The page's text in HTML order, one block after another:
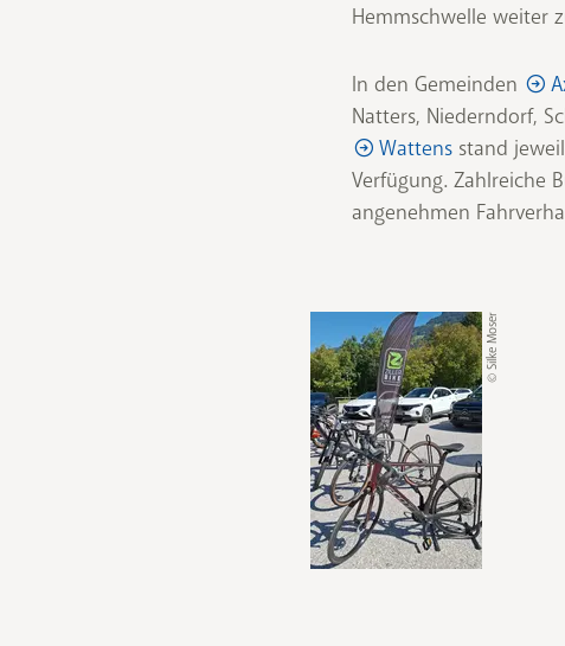
Hemmschwelle weiter
In den Gemeinden
Natters, Niederndorf,
Wattens stand
Verfügung. Zahlreiche
angenehmen
© Silke Moser